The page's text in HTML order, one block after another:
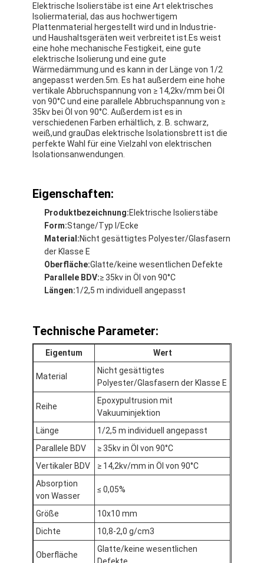
Haus
Produkte
Elektrische Isolierstäbe ist eine Art elektrisches
Isoliermaterial, das aus hochwertigem
Plattenmaterial hergestellt wird und in Industrie-
und Haushaltsgeräten weit verbreitet ist.Es weist
eine hohe mechanische Festigkeit, eine gute
elektrische Isolierung und eine gute
Wärmedämmung.und es kann in der Länge von 1/2
angepasst werden.5m. Es hat außerdem eine hohe
vertikale Abbruchspannung von ≥ 14,2kv/mm bei Öl
von 90°C und eine parallele Abbruchspannung von ≥
35kv bei Öl von 90°C. Außerdem ist es in
verschiedenen Farben erhältlich, z. B. schwarz,
weiß,und grauDas elektrische Isolationsbrett ist die
perfekte Wahl für eine Vielzahl von elektrischen
Isolationsanwendungen.
Eigenschaften:
Produktbezeichnung:Elektrische Isolierstäbe
Form:Stange/Typ I/Ecke
Material:Nicht gesättigtes Polyester/Glasfasern
der Klasse E
Oberfläche:Glatte/keine wesentlichen Defekte
Parallele BDV:≥ 35kv in Öl von 90°C
Längen:1/2,5 m individuell angepasst
Technische Parameter:
Eigentum Wert
Material
Nicht gesättigtes
Polyester/Glasfasern der Klasse E
Reihe
Epoxypultrusion mit
Vakuuminjektion
Länge
1/2,5 m individuell angepasst
Parallele BDV
≥ 35kv in Öl von 90°C
Vertikaler BDV
≥ 14,2kv/mm in Öl von 90°C
Absorption
von Wasser
≤ 0,05%
Größe
10x10 mm
Dichte
10,8-2,0 g/cm3
Oberfläche
Glatte/keine wesentlichen